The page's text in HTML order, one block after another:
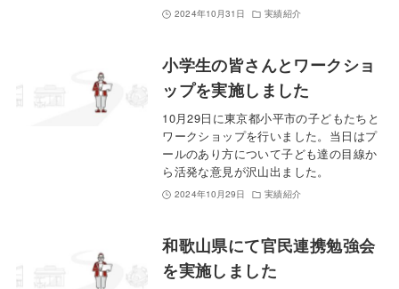
2024年10月31日 実績紹介
小学生の皆さんとワークショ
ップを実施しました
10月29日に東京都小平市の子どもたちと
ワークショップを行いました。当日はプ
ールのあり方について子ども達の目線か
ら活発な意見が沢山出ました。
2024年10月29日 実績紹介
和歌山県にて官民連携勉強会
を実施しました